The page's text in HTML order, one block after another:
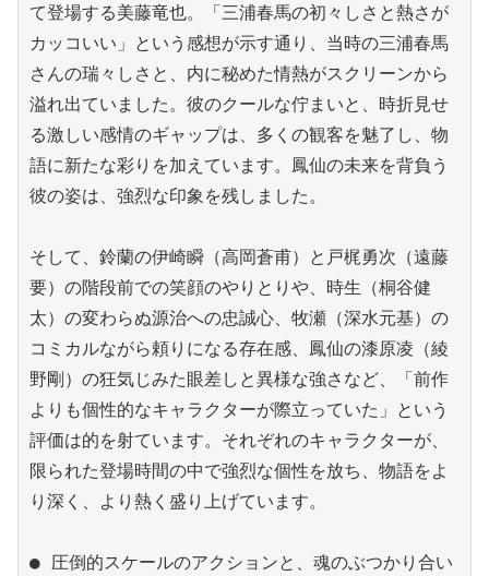
て登場する美藤竜也。「三浦春馬の初々しさと熱さが
カッコいい」という感想が示す通り、当時の三浦春馬
さんの瑞々しさと、内に秘めた情熱がスクリーンから
溢れ出ていました。彼のクールな佇まいと、時折見せ
る激しい感情のギャップは、多くの観客を魅了し、物
語に新たな彩りを加えています。鳳仙の未来を背負う
彼の姿は、強烈な印象を残しました。
そして、鈴蘭の伊崎瞬（高岡蒼甫）と戸梶勇次（遠藤
要）の階段前での笑顔のやりとりや、時生（桐谷健
太）の変わらぬ源治への忠誠心、牧瀬（深水元基）の
コミカルながら頼りになる存在感、鳳仙の漆原凌（綾
野剛）の狂気じみた眼差しと異様な強さなど、「前作
よりも個性的なキャラクターが際立っていた」という
評価は的を射ています。それぞれのキャラクターが、
限られた登場時間の中で強烈な個性を放ち、物語をよ
り深く、より熱く盛り上げています。
● 圧倒的スケールのアクションと、魂のぶつかり合い